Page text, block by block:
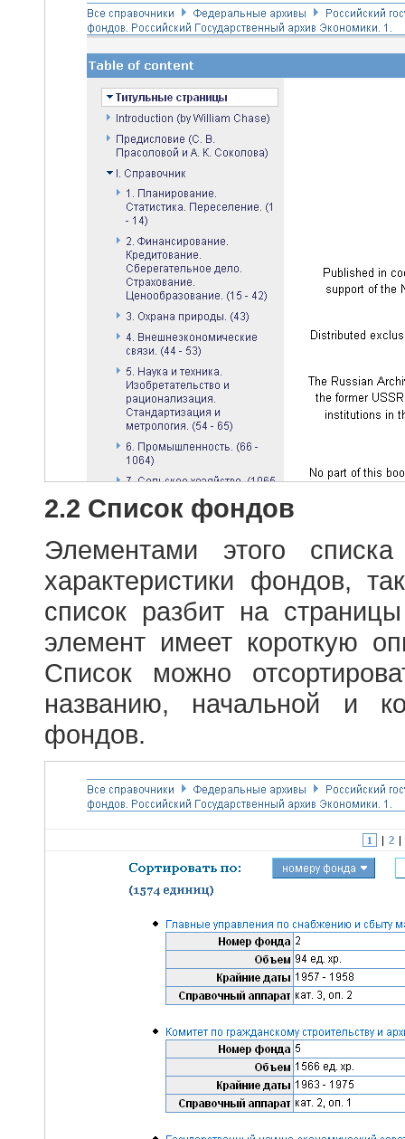
2.2 Список фондов
Элементами этого
характеристики фондов,
список разбит на
элемент имеет короткую
Список можно
названию, начальной и
фондов.